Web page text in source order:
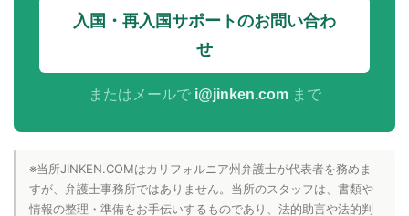
入国・再入国サポートのお問い合わ
せ
またはメールで i@jinken.comまで
※当所JINKEN.COMはカリフォルニア州弁護士が代表者を務めま
すが、弁護士事務所ではありません。当所のスタッフは、書類や
情報の整理・準備をお手伝いするものであり、法的助言や法的判